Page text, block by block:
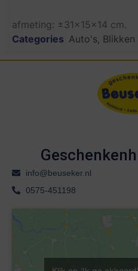
afmeting: ±31x15x14 cm.
Categories Auto's,
info@beuseker.nl
0575-451198